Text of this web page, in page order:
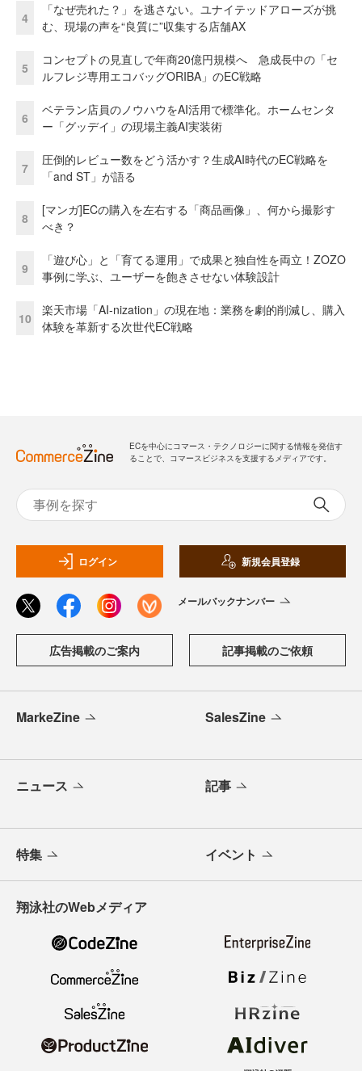
4
「なぜ売れた？」を逃さない。ユナイテッドアローズが挑
む、現場の声を“良質に”収集する店舗AX
5
コンセプトの見直しで年商20億円規模へ 急成長中の「セ
ルフレジ専用エコバッグORIBA」のEC戦略
6
ベテラン店員のノウハウをAI活用で標準化。ホームセンタ
ー「グッデイ」の現場主義AI実装術
7
圧倒的レビュー数をどう活かす？生成AI時代のEC戦略を
「and ST」が語る
8
[マンガ]ECの購入を左右する「商品画像」、何から撮影す
べき？
9
「遊び心」と「育てる運用」で成果と独自性を両立！ZOZO
事例に学ぶ、ユーザーを飽きさせない体験設計
10
楽天市場「AI-nization」の現在地：業務を劇的削減し、購入
体験を革新する次世代EC戦略
ECを中心にコマース・テクノロジーに関する情報を発信す
ることで、コマースビジネスを支援するメディアです。
ログイン 新規会員登録
メールバックナンバー
広告掲載のご案内 記事掲載のご依頼
MarkeZine SalesZine
ニュース 記事
特集 イベント
翔泳社のWebメディア